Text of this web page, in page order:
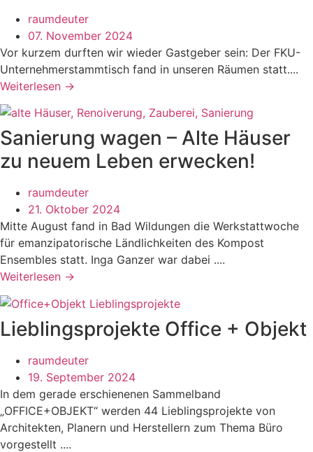
raumdeuter
07. November 2024
Vor kurzem durften wir wieder Gastgeber sein: Der FKU-
Unternehmerstammtisch fand in unseren Räumen statt....
Weiterlesen →
Sanierung wagen – Alte Häuser
zu neuem Leben erwecken!
raumdeuter
21. Oktober 2024
Mitte August fand in Bad Wildungen die Werkstattwoche
für emanzipatorische Ländlichkeiten des Kompost
Ensembles statt. Inga Ganzer war dabei ....
Weiterlesen →
Lieblingsprojekte Office + Objekt
raumdeuter
19. September 2024
In dem gerade erschienenen Sammelband
„OFFICE+OBJEKT“ werden 44 Lieblingsprojekte von
Architekten, Planern und Herstellern zum Thema Büro
vorgestellt ....